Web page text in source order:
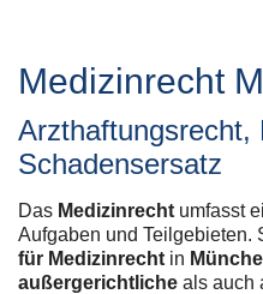
Medizinrecht
Arzthaftungsrecht,
Schadensersatz
Das Medizinrecht umfasst
Aufgaben und Teilgebieten.
für Medizinrecht in
außergerichtliche als auch